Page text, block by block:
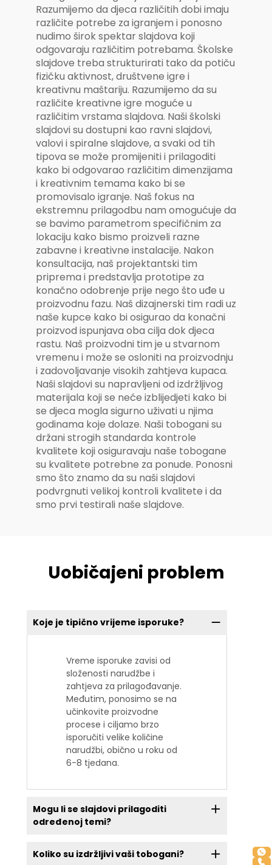
Razumijemo da djeca različitih dobi imaju
različite potrebe za igranjem i ponosno
nudimo širok spektar slajdova koji
odgovaraju različitim potrebama. Školske
slajdove treba strukturirati tako da potiču
fizičku aktivnost, društvene igre i
kreativnu maštariju. Razumijemo da su
različite kreativne igre moguće u
različitim vrstama slajdova. Naši školski
slajdovi su dostupni kao ravni slajdovi,
valovi i spiralne slajdove, a svaki od tih
tipova se može promijeniti i prilagoditi
kako bi odgovarao različitim dimenzijama
i kreativnim temama kako bi se
promovisalo igranje. Naš fokus na
ekstremnu prilagodbu nam omogućuje da
se bavimo parametrom specifičnim za
lokaciju kako bismo proizveli razne
zabavne i kreativne instalacije. Nakon
konsultacija, naš projektantski tim
priprema i predstavlja prototipe za
konačno odobrenje prije nego što uđe u
proizvodnu fazu. Naš dizajnerski tim radi uz
naše kupce kako bi osigurao da konačni
proizvod ispunjava oba cilja dok djeca
rastu. Naš proizvodni tim je u stvarnom
vremenu i može se osloniti na proizvodnju
i zadovoljavanje visokih zahtjeva kupaca.
Naši slajdovi su napravljeni od izdržljivog
materijala koji se neće izblijedjeti kako bi
se djeca mogla sigurno uživati u njima
godinama koje dolaze. Naši tobogani su
držani strogih standarda kontrole
kvalitete koji osiguravaju naše tobogane
su kvalitete potrebne za ponude. Ponosni
smo što znamo da su naši slajdovi
podvrgnuti velikoj kontroli kvalitete i da
smo prvi testirali naše slajdove.
Uobičajeni problem
Koje je tipično vrijeme isporuke?
Vreme isporuke zavisi od
složenosti narudžbe i
zahtjeva za prilagođavanje.
Međutim, ponosimo se na
učinkovite proizvodne
procese i ciljamo brzo
isporučiti velike količine
narudžbi, obično u roku od
6-8 tjedana.
Mogu li se slajdovi prilagoditi
određenoj temi?
Koliko su izdržljivi vaši tobogani?